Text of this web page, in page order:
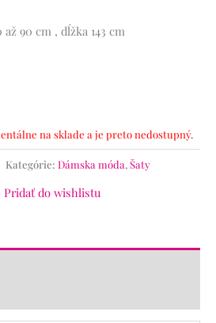
90 cm , dĺžka 143 cm
na sklade a je preto nedostupný.
Kategórie: Dámska móda,Šaty
Pridať do wishlistu